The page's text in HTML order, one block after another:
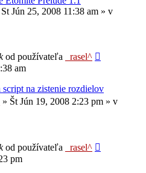
St Jún 25, 2008 11:38 am » v
od používateľa
_rasel^
am
na zistenie rozdielov
» Št Jún 19, 2008 2:23 pm » v
od používateľa
_rasel^
pm